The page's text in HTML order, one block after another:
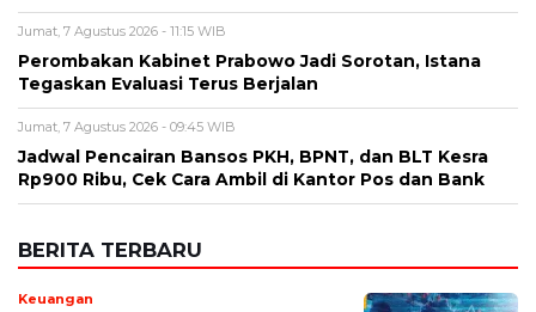
Jumat, 7 Agustus 2026 - 11:15 WIB
Perombakan Kabinet Prabowo Jadi Sorotan, Istana
Tegaskan Evaluasi Terus Berjalan
Jumat, 7 Agustus 2026 - 09:45 WIB
Jadwal Pencairan Bansos PKH, BPNT, dan BLT Kesra
Rp900 Ribu, Cek Cara Ambil di Kantor Pos dan Bank
BERITA TERBARU
Keuangan